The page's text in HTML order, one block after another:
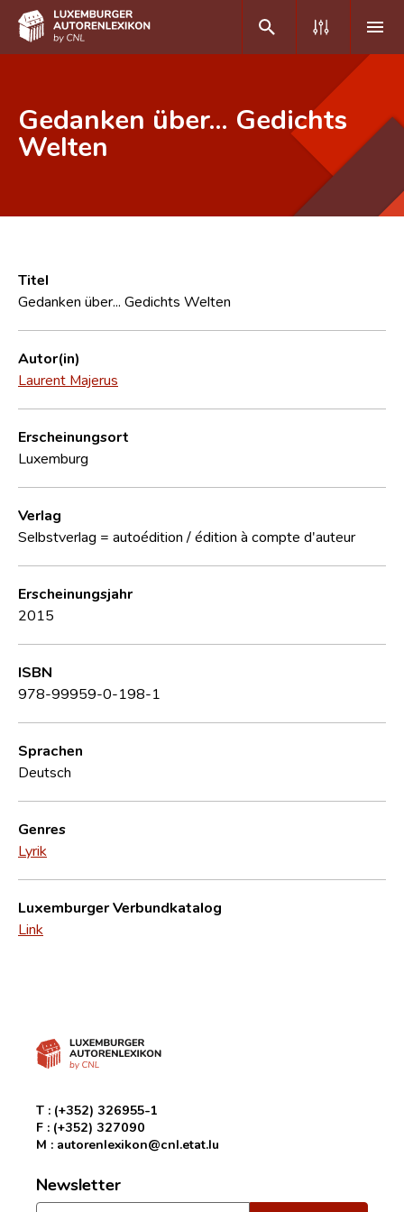
DE FR
Häufige Fragen und Antworten
CNL
Forschungsgruppe
Kontakt
Gedanken über... Gedichts
Welten
Titel
Gedanken über... Gedichts Welten
Autor(in)
Laurent Majerus
Erscheinungsort
Luxemburg
Verlag
Selbstverlag = autoédition / édition à compte d'auteur
Erscheinungsjahr
2015
ISBN
978-99959-0-198-1
Sprachen
Deutsch
Genres
Lyrik
Luxemburger Verbundkatalog
Link
T : (+352) 326955-1
F : (+352) 327090
M : autorenlexikon@cnl.etat.lu
Newsletter